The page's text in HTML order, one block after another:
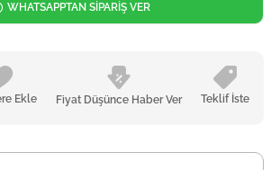
Ekle Fiyat Düşünce Haber Ver Teklif İste
WHATSAPPTAN SİPARİŞ VER